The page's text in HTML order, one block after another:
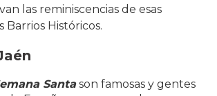
las reminiscencias de esas
Barrios Históricos.
Santason famosas y gentes